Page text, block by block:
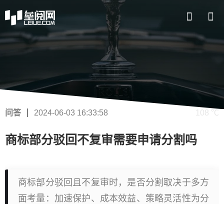
问答 2024-06-03 16:33:58 108 ℃
商标部分驳回不复审需要申请分割吗
商标部分驳回且不复审时，是否分割取决于多方
面考量：加速保护、成本效益、策略灵活性为分